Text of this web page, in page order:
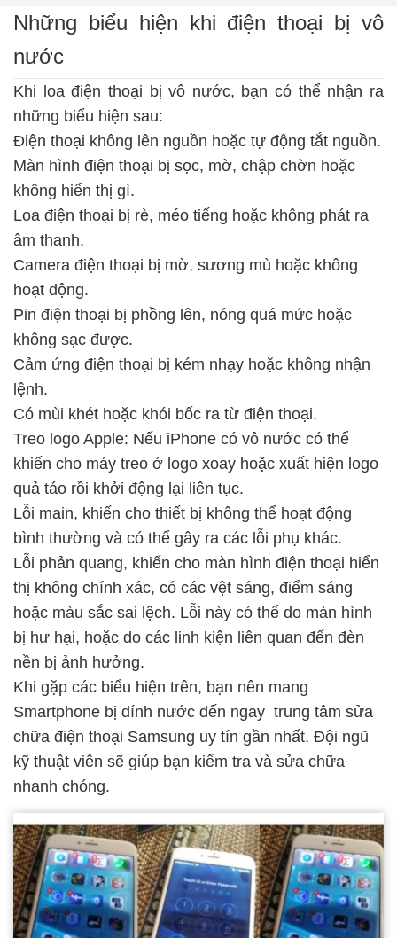
Những biểu hiện khi điện thoại bị vô
nước
Khi loa điện thoại bị vô nước, bạn có thể nhận ra
những biểu hiện sau:
Điện thoại không lên nguồn hoặc tự động tắt nguồn.
Màn hình điện thoại bị sọc, mờ, chập chờn hoặc
không hiển thị gì.
Loa điện thoại bị rè, méo tiếng hoặc không phát ra
âm thanh.
Camera điện thoại bị mờ, sương mù hoặc không
hoạt động.
Pin điện thoại bị phồng lên, nóng quá mức hoặc
không sạc được.
Cảm ứng điện thoại bị kém nhạy hoặc không nhận
lệnh.
Có mùi khét hoặc khói bốc ra từ điện thoại.
Treo logo Apple: Nếu iPhone có vô nước có thể
khiến cho máy treo ở logo xoay hoặc xuất hiện logo
quả táo rồi khởi động lại liên tục.
Lỗi main, khiến cho thiết bị không thể hoạt động
bình thường và có thể gây ra các lỗi phụ khác.
Lỗi phản quang, khiến cho màn hình điện thoại hiển
thị không chính xác, có các vệt sáng, điểm sáng
hoặc màu sắc sai lệch. Lỗi này có thể do màn hình
bị hư hại, hoặc do các linh kiện liên quan đến đèn
nền bị ảnh hưởng.
Khi gặp các biểu hiện trên, bạn nên mang
Smartphone bị dính nước đến ngay trung tâm sửa
chữa điện thoại Samsung uy tín gần nhất. Đội ngũ
kỹ thuật viên sẽ giúp bạn kiểm tra và sửa chữa
nhanh chóng.